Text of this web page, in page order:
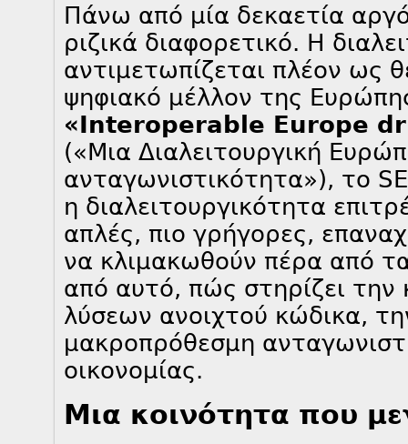
Πάνω από μία δεκαετία
ριζικά διαφορετικό. Η
αντιμετωπίζεται πλέον ως
ψηφιακό μέλλον της
«Interoperable Europe
(«Μια Διαλειτουργική
ανταγωνιστικότητα»), το
η διαλειτουργικότητα
απλές, πιο γρήγορες,
να κλιμακωθούν πέρα από
από αυτό, πώς στηρίζει την
λύσεων ανοιχτού κώδικα,
μακροπρόθεσμη
οικονομίας.
Μια κοινότητα που